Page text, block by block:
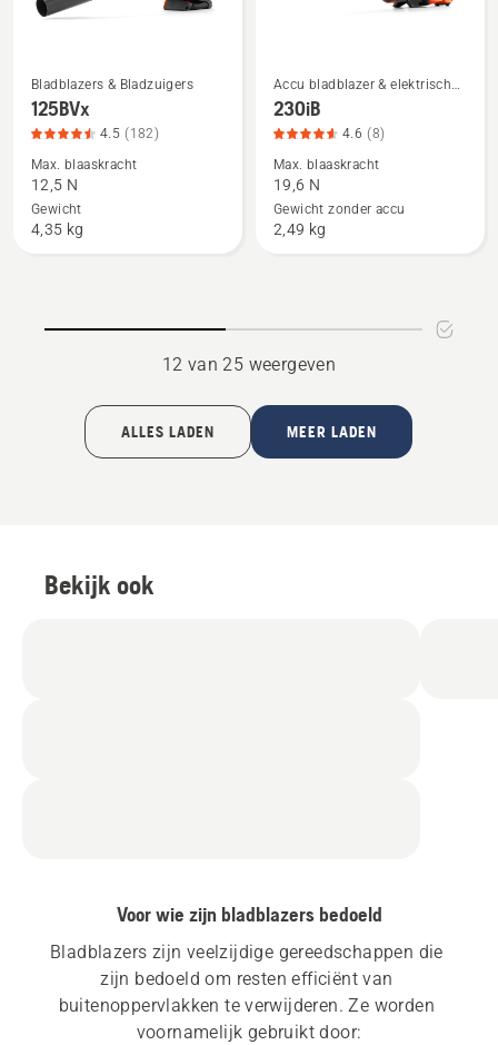
van
Bekijk
meer
details
over
125BVx,
productbeoordeling
Bladblazers & Bladzuigers
125BVx
4.5 (182)
Max. blaaskracht
12,5 N
Gewicht
4,35 kg
Bekijk
meer
details
over
230iB,
productbeoordeling
Accu bladblazer & elektrische
bladblazer
230iB
4.6 (8)
Max. blaaskracht
19,6 N
Gewicht zonder accu
2,49 kg
12 van 25 weergeven
ALLES LADEN MEER LADEN
Bekijk ook
Voor wie zijn bladblazers bedoeld
Bladblazers zijn veelzijdige gereedschappen die
zijn bedoeld om resten efficiënt van
buitenoppervlakken te verwijderen. Ze worden
voornamelijk gebruikt door: